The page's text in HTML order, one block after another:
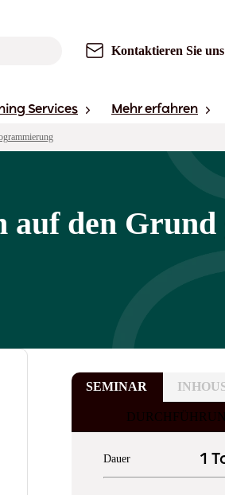
Kontaktieren Sie uns
Services Mehr erfahren
auf den Grund
SEMINAR
Dauer 1